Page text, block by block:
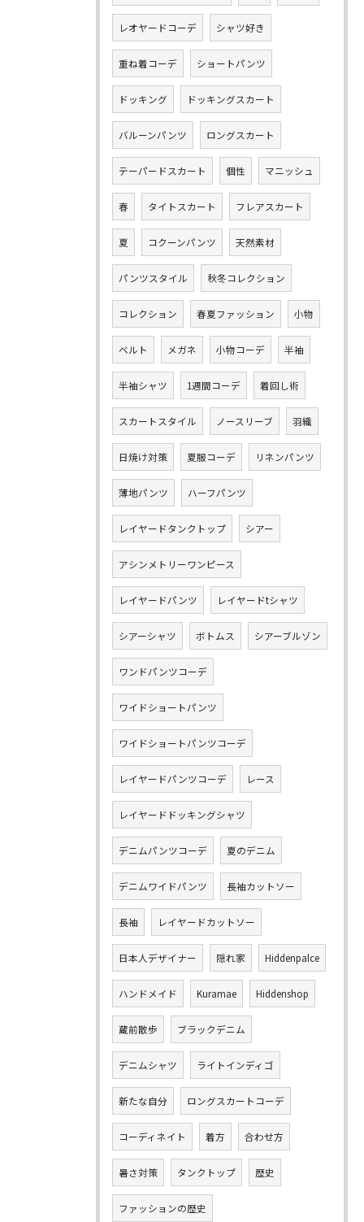
レオヤードコーデ シャツ好き
重ね着コーデ ショートパンツ
ドッキング ドッキングスカート
バルーンパンツ ロングスカート
テーパードスカート 個性 マニッシュ
春 タイトスカート フレアスカート
夏 コクーンパンツ 天然素材
パンツスタイル 秋冬コレクション
コレクション 春夏ファッション 小物
ベルト メガネ 小物コーデ 半袖
半袖シャツ 1週間コーデ 着回し術
スカートスタイル ノースリーブ 羽織
日焼け対策 夏服コーデ リネンパンツ
薄地パンツ ハーフパンツ
レイヤードタンクトップ シアー
アシンメトリーワンピース
レイヤードパンツ レイヤードtシャツ
シアーシャツ ボトムス シアーブルゾン
ワンドパンツコーデ
ワイドショートパンツ
ワイドショートパンツコーデ
レイヤードパンツコーデ レース
レイヤードドッキングシャツ
デニムパンツコーデ 夏のデニム
デニムワイドパンツ 長袖カットソー
長袖 レイヤードカットソー
日本人デザイナー 隠れ家 Hiddenpalce
ハンドメイド Kuramae Hiddenshop
蔵前散歩 ブラックデニム
デニムシャツ ライトインディゴ
新たな自分 ロングスカートコーデ
コーディネイト 着方 合わせ方
暑さ対策 タンクトップ 歴史
ファッションの歴史